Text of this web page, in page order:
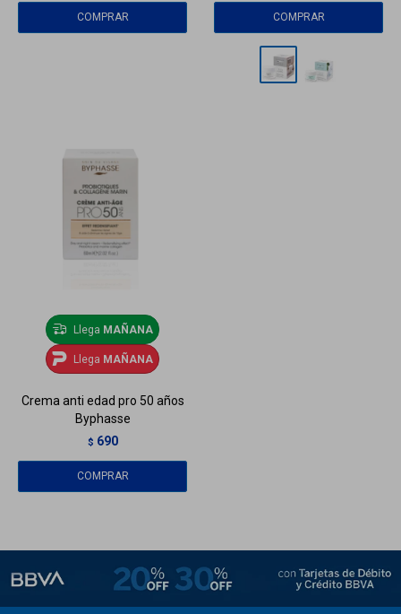
Llega MAÑANA
Llega MAÑANA
Crema anti edad pro 50 años
Byphasse
$ 690